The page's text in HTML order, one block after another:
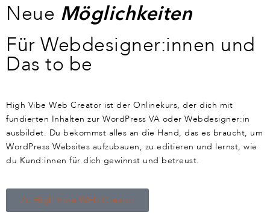
Neue Möglichkeiten
Für Webdesigner:innen und
Das to be
High Vibe Web Creator ist der Onlinekurs, der dich mit
fundierten Inhalten zur WordPress VA oder Webdesigner:in
ausbildet. Du bekommst alles an die Hand, das es braucht, um
WordPress Websites aufzubauen, zu editieren und lernst, wie
du Kund:innen für dich gewinnst und betreust.
Zu High Vibe WEb Creator